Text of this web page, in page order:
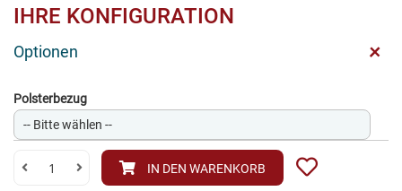
IHRE KONFIGURATION
Optionen +
Polsterbezug
IN DEN WARENKORB